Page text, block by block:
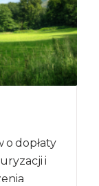
o dopłaty
i